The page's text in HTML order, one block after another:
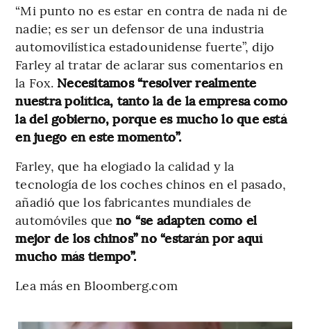
“Mi punto no es estar en contra de nada ni de
nadie; es ser un defensor de una industria
automovilística estadounidense fuerte”, dijo
Farley al tratar de aclarar sus comentarios en
la Fox. Necesitamos “resolver realmente
nuestra política, tanto la de la empresa como
la del gobierno, porque es mucho lo que está
en juego en este momento”.
Farley, que ha elogiado la calidad y la
tecnología de los coches chinos en el pasado,
añadió que los fabricantes mundiales de
automóviles que no “se adapten como el
mejor de los chinos” no “estarán por aquí
mucho más tiempo”.
Lea más en Bloomberg.com